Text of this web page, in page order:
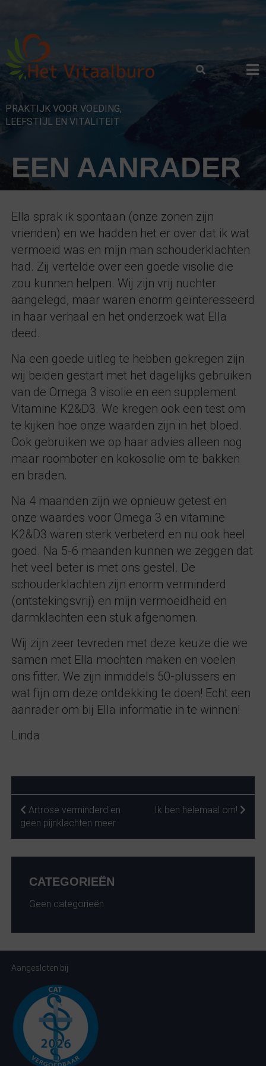
content
PRAKTIJK VOOR VOEDING,
LEEFSTIJL EN VITALITEIT
EEN AANRADER
Ella sprak ik spontaan (onze zonen zijn
vrienden) en we hadden het er over dat ik wat
vermoeid was en mijn man schouderklachten
had. Zij vertelde over een goede visolie die
zou kunnen helpen. Wij zijn vrij nuchter
aangelegd, maar waren enorm geïnteresseerd
in haar verhaal en het onderzoek wat Ella
deed.
Na een goede uitleg te hebben gekregen zijn
wij beiden gestart met het dagelijks gebruiken
van de Omega 3 visolie en een supplement
Vitamine K2&D3. We kregen ook een test om
te kijken hoe onze waarden zijn in het bloed.
Ook gebruiken we op haar advies alleen nog
maar roomboter en kokosolie om te bakken
en braden.
Na 4 maanden zijn we opnieuw getest en
onze waardes voor Omega 3 en vitamine
K2&D3 waren sterk verbeterd en nu ook heel
goed. Na 5-6 maanden kunnen we zeggen dat
het veel beter is met ons gestel. De
schouderklachten zijn enorm verminderd
(ontstekingsvrij) en mijn vermoeidheid en
darmklachten een stuk afgenomen.
Wij zijn zeer tevreden met deze keuze die we
samen met Ella mochten maken en voelen
ons fitter. We zijn inmiddels 50-plussers en
wat fijn om deze ontdekking te doen! Echt een
aanrader om bij Ella informatie in te winnen!
Linda
BERICHT
NAVIGATIE
Artrose verminderd en
geen pijnklachten meer
Ik ben helemaal om!
CATEGORIEËN
Geen categorieën
Aangesloten bij